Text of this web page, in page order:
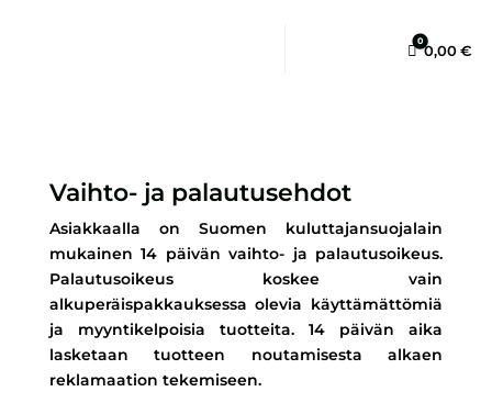
Cart
0
0,00€
Vaihto- ja palautusehdot
Asiakkaalla on Suomen kuluttajansuojalain
mukainen 14 päivän vaihto- ja palautusoikeus.
Palautusoikeus koskee vain
alkuperäispakkauksessa olevia käyttämättömiä
ja myyntikelpoisia tuotteita. 14 päivän aika
lasketaan tuotteen noutamisesta alkaen
reklamaation tekemiseen.